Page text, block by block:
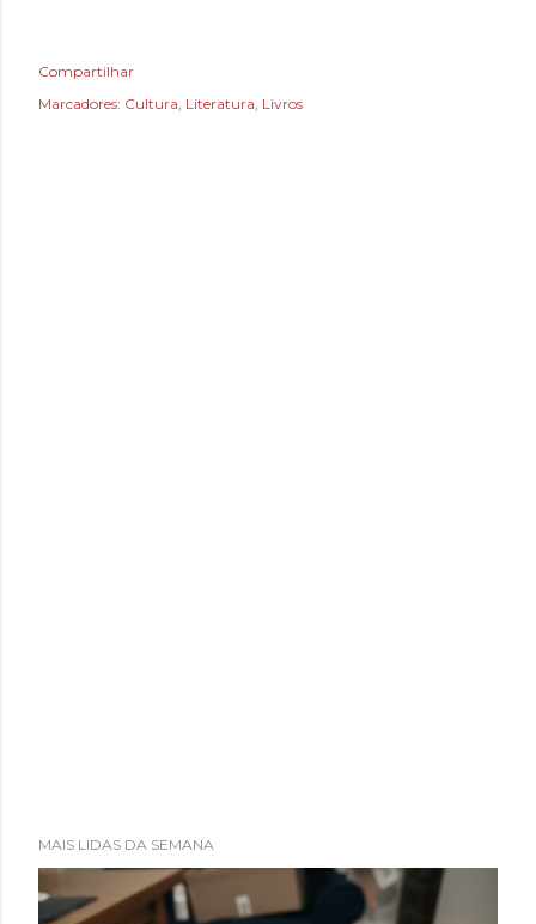
Compartilhar
Marcadores: Cultura Literatura Livros
MAIS LIDAS DA SEMANA